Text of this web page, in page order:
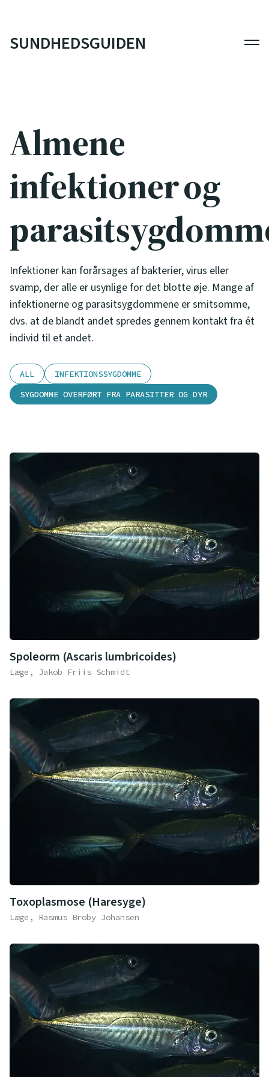
SUNDHEDSGUIDEN
Almene
infektioner og
Infektioner kan forårsages af bakterier, virus eller
svamp, der alle er usynlige for det blotte øje. Mange af
infektionerne og parasitsygdommene er smitsomme,
dvs. at de blandt andet spredes gennem kontakt fra ét
individ til et andet.
ALL
INFEKTIONSSYGDOMME
SYGDOMME OVERFØRT FRA PARASITTER OG DYR
Spoleorm (Ascaris lumbricoides)
Læge, Jakob Friis Schmidt
Toxoplasmose (Haresyge)
Læge, Rasmus Broby Johansen